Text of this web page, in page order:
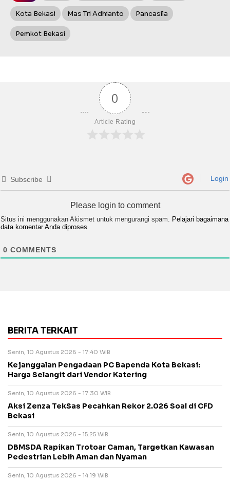
Kota Bekasi Mas Tri Adhianto Pancasila
Pemkot Bekasi
0
Article Rating
Subscribe Login
Please login to comment
Situs ini menggunakan Akismet untuk mengurangi spam. Pelajari bagaimana
data komentar Anda diproses
0 COMMENTS
BERITA TERKAIT
Senin, 10 Agustus 2026 - 17:40 WIB
Kejanggalan Pengadaan PC Bapenda Kota Bekasi:
Harga Selangit dari Vendor Katering
Senin, 10 Agustus 2026 - 17:30 WIB
Aksi Zenza TekSas Pecahkan Rekor 2.026 Soal di CFD
Bekasi
Senin, 10 Agustus 2026 - 15:25 WIB
DBMSDA Rapikan Trotoar Caman, Targetkan Kawasan
Pedestrian Lebih Aman dan Nyaman
Senin, 10 Agustus 2026 - 14:19 WIB